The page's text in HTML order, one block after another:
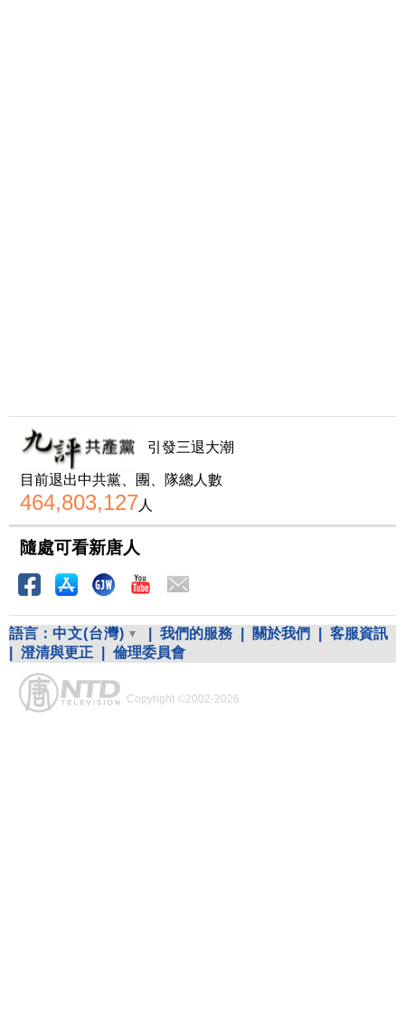
引發三退大潮
目前退出中共黨、團、隊總人數
464,803,127人
隨處可看新唐人
語言： 中文(台灣) 我們的服務 關於我們
客服資訊
澄清與更正 倫理委員會
Copyright ©2002-2026